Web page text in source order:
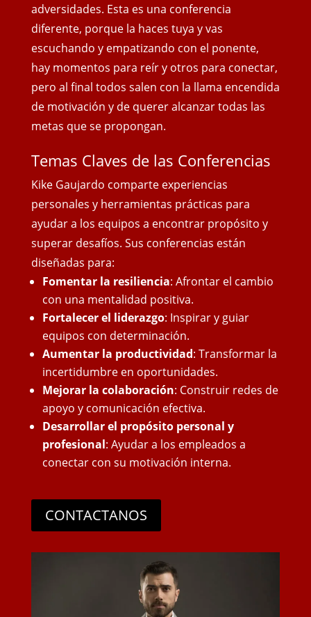
adversidades. Esta es una conferencia
diferente, porque la haces tuya y vas
escuchando y empatizando con el ponente,
hay momentos para reír y otros para conectar,
pero al final todos salen con la llama encendida
de motivación y de querer alcanzar todas las
metas que se propongan.
Temas Claves de las Conferencias
Kike Gaujardo comparte experiencias
personales y herramientas prácticas para
ayudar a los equipos a encontrar propósito y
superar desafíos. Sus conferencias están
diseñadas para:
Fomentar la resiliencia: Afrontar el cambio
con una mentalidad positiva.
Fortalecer el liderazgo: Inspirar y guiar
equipos con determinación.
Aumentar la productividad: Transformar la
incertidumbre en oportunidades.
Mejorar la colaboración: Construir redes de
apoyo y comunicación efectiva.
Desarrollar el propósito personal y
profesional: Ayudar a los empleados a
conectar con su motivación interna.
CONTACTANOS